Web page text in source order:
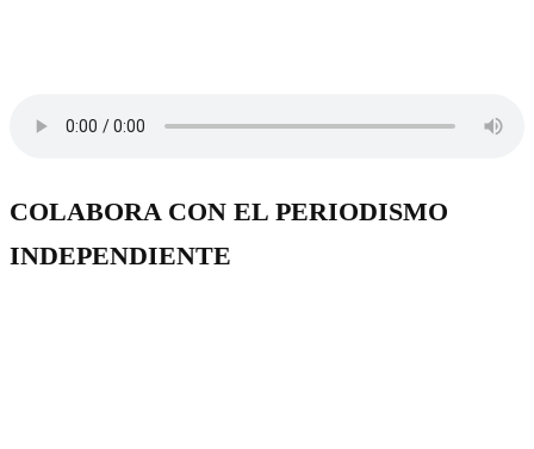
COLABORA CON EL PERIODISMO
INDEPENDIENTE